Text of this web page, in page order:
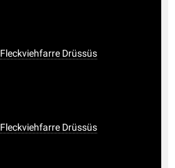
Fleckviehfarre Drüssüs
Fleckviehfarre Drüssüs